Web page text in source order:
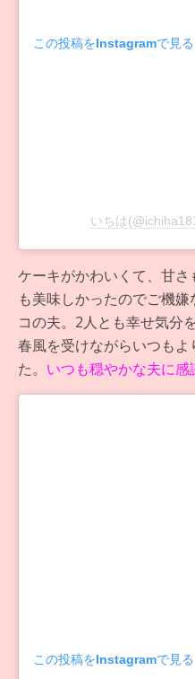
この投稿をInstagramで見る
いちは
ケーキがかわいくて、甘
も美味しかったのでご機
コの夫。2人とも幸せ気分
春風を受けながらいつも
た。 いつも穏やかな夫に
この投稿をInstagramで見る